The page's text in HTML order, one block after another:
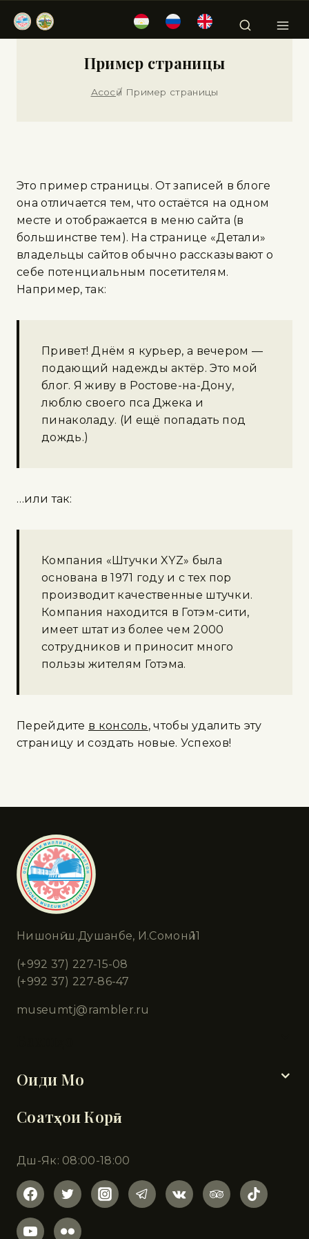
Пример страницы
Асосӣ / Пример страницы
Это пример страницы. От записей в блоге
она отличается тем, что остаётся на одном
месте и отображается в меню сайта (в
большинстве тем). На странице «Детали»
владельцы сайтов обычно рассказывают о
себе потенциальным посетителям.
Например, так:
Привет! Днём я курьер, а вечером —
подающий надежды актёр. Это мой
блог. Я живу в Ростове-на-Дону,
люблю своего пса Джека и
пинаколаду. (И ещё попадать под
дождь.)
…или так:
Компания «Штучки XYZ» была
основана в 1971 году и с тех пор
производит качественные штучки.
Компания находится в Готэм-сити,
имеет штат из более чем 2000
сотрудников и приносит много
пользы жителям Готэма.
Перейдите в консоль, чтобы удалить эту
страницу и создать новые. Успехов!
Нишонӣ: ш.Душанбе, И.Сомонӣ 11
(+992 37) 227-15-08
(+992 37) 227-86-47
museumtj@rambler.ru
Оиди Мо
Соатҳои Корӣ
Дш-Як: 08:00-18:00